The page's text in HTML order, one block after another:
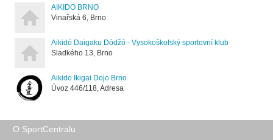
AIKIDO BRNO
Vinařská 6, Brno
Aikidó Daigaku Dódžó - Vysokoškolský sportovní klub
Sladkého 13, Brno
Aikido Ikigai Dojo Brno
Úvoz 446/118, Adresa
O SportCentralu